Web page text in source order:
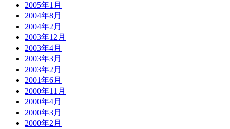
2005年1月
2004年8月
2004年2月
2003年12月
2003年4月
2003年3月
2003年2月
2001年6月
2000年11月
2000年4月
2000年3月
2000年2月